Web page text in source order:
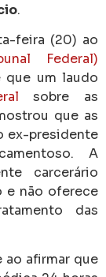
.
feira (20) ao
Federal)
que um laudo
sobre as
que as
ex-presidente
A
carcerário
e não oferece
das
ao afirmar que